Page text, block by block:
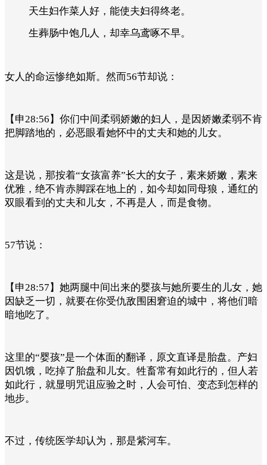
天生妇作菜人好，能使夫妇得终老。
生葬肠中饱几人，却幸乌鸢啄不早。
女人的命运惨绝如斯。然而56节却说：
【申28:56】你们中间柔弱娇嫩的妇人，是因娇嫩柔弱不肯
把脚踏地的，必恶眼看她怀中的丈夫和她的儿女。
这是说，那按着“女孩富养”长大的女子，素来娇嫩，素来
优雅，绝不肯赤脚踩在地上的，如今却如同母狼，通红的
双眼看到的丈夫和儿女，不再是人，而是食物。
57节说：
【申28:57】她两腿中间出来的婴孩与她所要生的儿女，她
因缺乏一切，就要在你受仇敌围困窘迫的城中，将他们暗
暗地吃了。
这里的“婴孩”是一个体面的翻译，原文直译是胎盘。产妇
因饥饿，吃掉了胎盘和儿女。牲畜常有如此行的，但人若
如此行，就显明咒诅应验之时，人会可怕、变态到怎样的
地步。
不过，传统医学却认为，那是紫河车。